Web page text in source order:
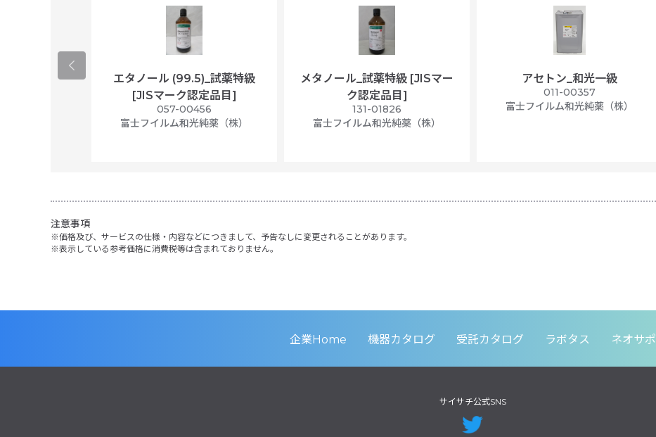
エタノール (99.5)_試薬特級
[JISマーク認定品目]
057-00456
富士フイルム和光純薬（株）
メタノール_試薬特級 [JISマー
ク認定品目]
131-01826
富士フイルム和光純薬（株）
アセトン_和光一級
011-00357
富士フイルム和光純薬（株）
注意事項
価格及び、サービスの仕様・内容などにつきまして、予告なしに変更されることがあります。
表示している参考価格に消費税等は含まれておりません。
企業Home 機器カタログ 受託カタログ ラボタス ネオサポ
サイサチ公式SNS